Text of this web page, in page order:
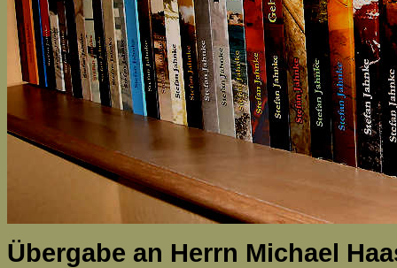
Übergabe an Herrn Michael